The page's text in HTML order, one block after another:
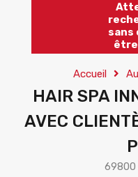
Accueil
HAIR SPA
AVEC
69800